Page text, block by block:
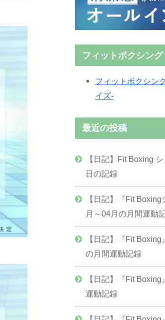
フィットボクシング
フィットボクシン
イズ-
最近の投稿
【日記】Fit Boxing
日の記録
【日記】『Fit
月～04月の月間運動
【日記】『Fit
の月間運動記録
【日記】『Fit
運動記録